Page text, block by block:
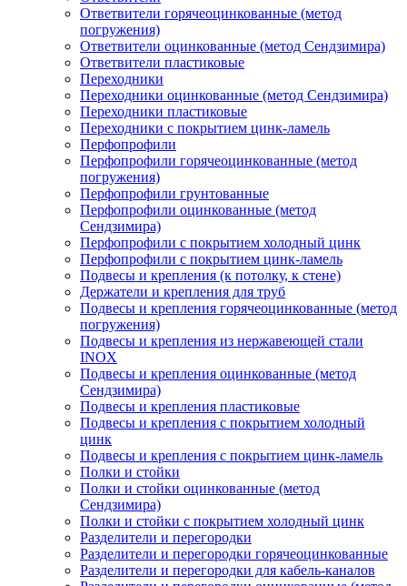
Ответвители горячеоцинкованные (метод
погружения)
Ответвители оцинкованные (метод Сендзимира)
Ответвители пластиковые
Переходники
Переходники оцинкованные (метод Сендзимира)
Переходники пластиковые
Переходники с покрытием цинк-ламель
Перфопрофили
Перфопрофили горячеоцинкованные (метод
погружения)
Перфопрофили грунтованные
Перфопрофили оцинкованные (метод
Сендзимира)
Перфопрофили с покрытием холодный цинк
Перфопрофили с покрытием цинк-ламель
Подвесы и крепления (к потолку, к стене)
Держатели и крепления для труб
Подвесы и крепления горячеоцинкованные (метод
погружения)
Подвесы и крепления из нержавеющей стали
INOX
Подвесы и крепления оцинкованные (метод
Сендзимира)
Подвесы и крепления пластиковые
Подвесы и крепления с покрытием холодный
цинк
Подвесы и крепления с покрытием цинк-ламель
Полки и стойки
Полки и стойки оцинкованные (метод
Сендзимира)
Полки и стойки с покрытием холодный цинк
Разделители и перегородки
Разделители и перегородки горячеоцинкованные
Разделители и перегородки для кабель-каналов